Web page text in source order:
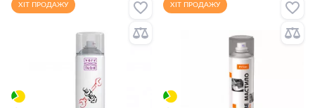
ХІТ ПРОДАЖУ ХІТ ПРОДАЖУ